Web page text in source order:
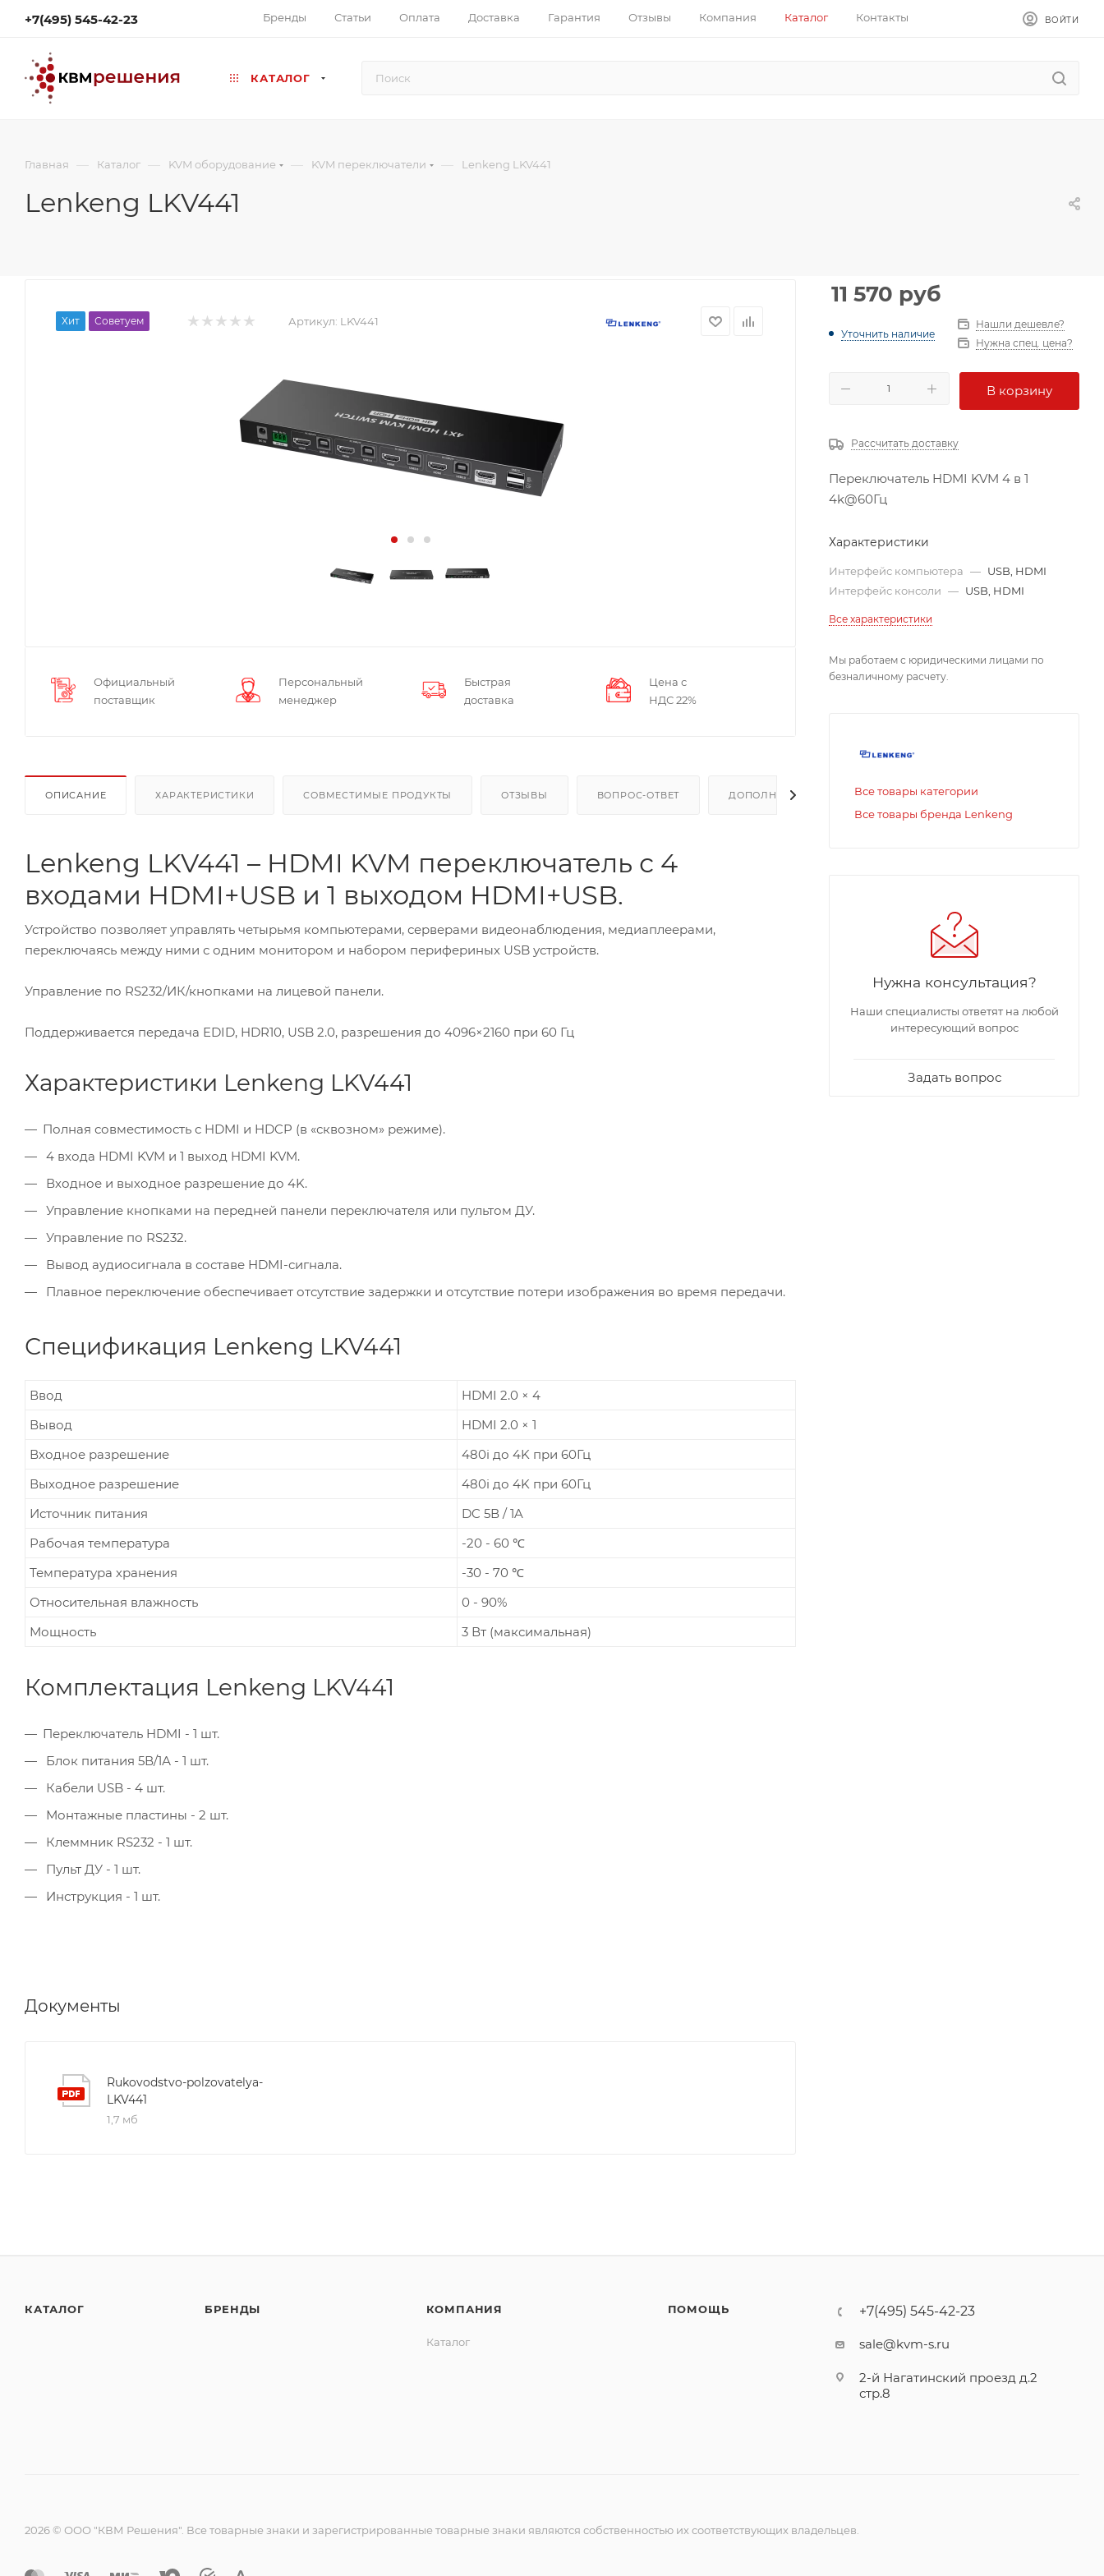
+7(495) 545-42-23 Бренды Статьи Оплата Доставка Гарантия Отзывы Компания Каталог Контакты ВОЙТИ
КАТАЛОГ
Главная — Каталог — KVM оборудование — KVM переключатели — Lenkeng LKV441
Lenkeng LKV441
Хит Советуем Артикул: LKV441
Официальный
поставщик
Персональный
менеджер
Быстрая
доставка
Цена с
НДС 22%
ОПИСАНИЕ ХАРАКТЕРИСТИКИ СОВМЕСТИМЫЕ ПРОДУКТЫ ОТЗЫВЫ ВОПРОС-ОТВЕТ ДОПОЛНИТЕЛЬНО
Lenkeng LKV441 – HDMI KVM переключатель с 4
входами HDMI+USB и 1 выходом HDMI+USB.
Устройство позволяет управлять четырьмя компьютерами, серверами видеонаблюдения, медиаплеерами,
переключаясь между ними с одним монитором и набором перифериных USB устройств.
Управление по RS232/ИК/кнопками на лицевой панели.
Поддерживается передача EDID, HDR10, USB 2.0, разрешения до 4096×2160 при 60 Гц
Характеристики Lenkeng LKV441
Полная совместимость с HDMI и HDCP (в «сквозном» режиме).
4 входа HDMI KVM и 1 выход HDMI KVM.
Входное и выходное разрешение до 4K.
Управление кнопками на передней панели переключателя или пультом ДУ.
Управление по RS232.
Вывод аудиосигнала в составе HDMI-сигнала.
Плавное переключение обеспечивает отсутствие задержки и отсутствие потери изображения во время передачи.
Спецификация Lenkeng LKV441
Ввод
HDMI 2.0 × 4
Вывод
HDMI 2.0 × 1
Входное разрешение
480i до 4K при 60Гц
Выходное разрешение
480i до 4K при 60Гц
Источник питания
DC 5В / 1A
Рабочая температура
-20 - 60 ℃
Температура хранения
-30 - 70 ℃
Относительная влажность
0 - 90%
Мощность
3 Вт (максимальная)
Комплектация Lenkeng LKV441
Переключатель HDMI - 1 шт.
Блок питания 5В/1А - 1 шт.
Кабели USB - 4 шт.
Монтажные пластины - 2 шт.
Клеммник RS232 - 1 шт.
Пульт ДУ - 1 шт.
Инструкция - 1 шт.
Документы
Rukovodstvo-polzovatelya-
LKV441
1,7 мб
11 570 руб
Уточнить наличие
Нашли дешевле?
Нужна спец. цена?
В корзину
Рассчитать доставку
Переключатель HDMI KVM 4 в 1
4k@60Гц
Характеристики
Интерфейс компьютера — USB, HDMI
Интерфейс консоли — USB, HDMI
Все характеристики
Мы работаем с юридическими лицами по
безналичному расчету.
Все товары категории
Все товары бренда Lenkeng
Нужна консультация?
Наши специалисты ответят на любой
интересующий вопрос
Задать вопрос
КАТАЛОГ БРЕНДЫ КОМПАНИЯ
Каталог
ПОМОЩЬ +7(495) 545-42-23
sale@kvm-s.ru
2-й Нагатинский проезд д.2
стр.8
2026 © ООО "КВМ Решения". Все товарные знаки и зарегистрированные товарные знаки являются собственностью их соответствующих владельцев.